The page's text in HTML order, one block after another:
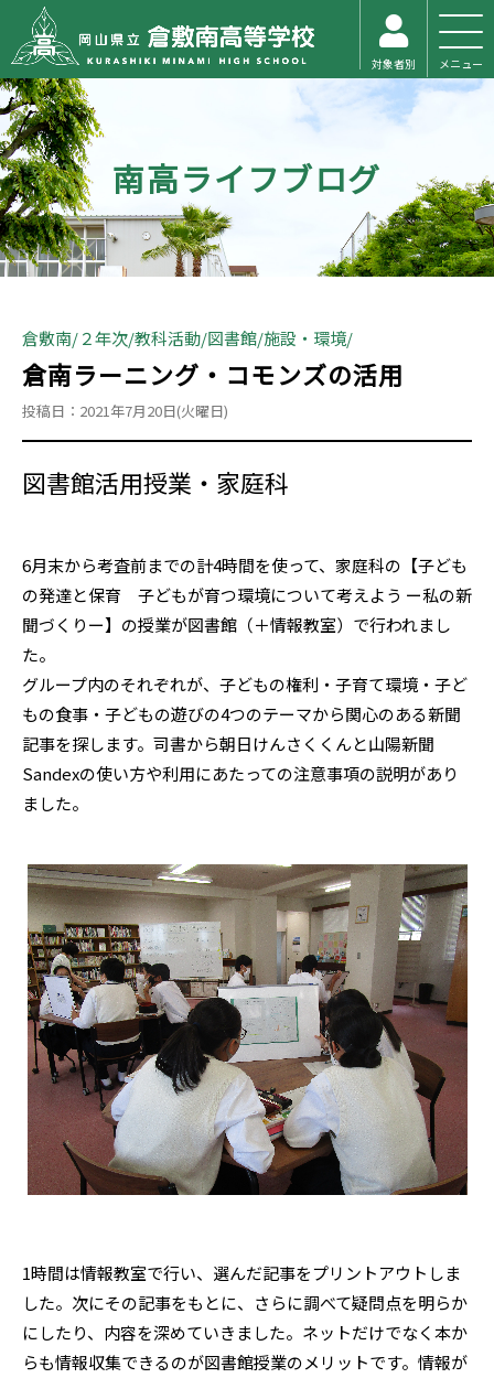
対象者別 メニュー
南高ライフブログ
倉敷南 ２年次 教科活動 図書館 施設・環境
倉南ラーニング・コモンズの活用
投稿日：2021年7月20日(火曜日)
図書館活用授業・家庭科
6月末から考査前までの計4時間を使って、家庭科の【子ども
の発達と保育 子どもが育つ環境について考えよう ー私の新
聞づくりー】の授業が図書館（＋情報教室）で行われまし
た。
グループ内のそれぞれが、子どもの権利・子育て環境・子ど
もの食事・子どもの遊びの4つのテーマから関心のある新聞
記事を探します。司書から朝日けんさくくんと山陽新聞
Sandexの使い方や利用にあたっての注意事項の説明があり
ました。
1時間は情報教室で行い、選んだ記事をプリントアウトしま
した。次にその記事をもとに、さらに調べて疑問点を明らか
にしたり、内容を深めていきました。ネットだけでなく本か
らも情報収集できるのが図書館授業のメリットです。情報が